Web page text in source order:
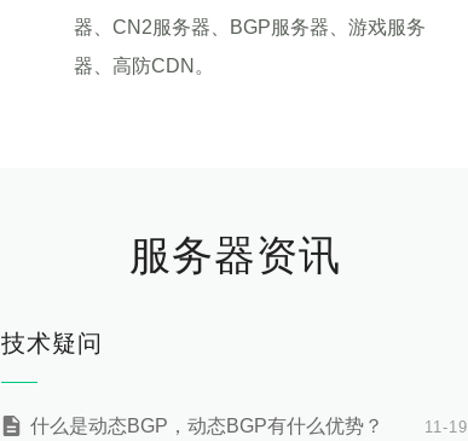
器、CN2服务器、BGP服务器、游戏服务
器、高防CDN。
服务器资讯
技术疑问
什么是动态BGP，动态BGP有什么优势？ 11-19